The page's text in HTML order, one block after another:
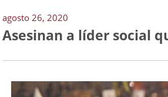
agosto 26, 2020
Asesinan a líder social